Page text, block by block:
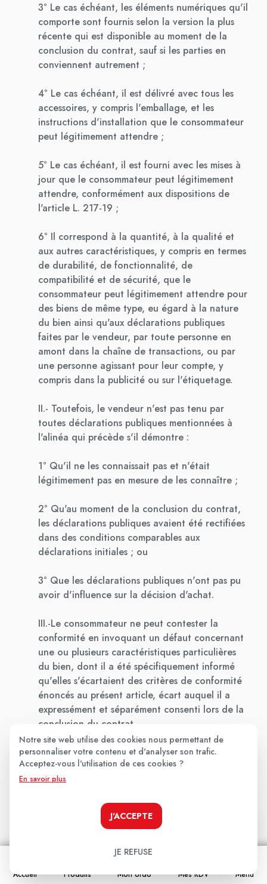
Accueil Produits Mon ordo Mes RDV Menu
3° Le cas échéant, les éléments numériques qu'il
comporte sont fournis selon la version la plus
récente qui est disponible au moment de la
conclusion du contrat, sauf si les parties en
conviennent autrement ;
4° Le cas échéant, il est délivré avec tous les
accessoires, y compris l'emballage, et les
instructions d'installation que le consommateur
peut légitimement attendre ;
5° Le cas échéant, il est fourni avec les mises à
jour que le consommateur peut légitimement
attendre, conformément aux dispositions de
l'article L. 217-19 ;
6° Il correspond à la quantité, à la qualité et
aux autres caractéristiques, y compris en termes
de durabilité, de fonctionnalité, de
compatibilité et de sécurité, que le
consommateur peut légitimement attendre pour
des biens de même type, eu égard à la nature
du bien ainsi qu'aux déclarations publiques
faites par le vendeur, par toute personne en
amont dans la chaîne de transactions, ou par
une personne agissant pour leur compte, y
compris dans la publicité ou sur l'étiquetage.
II.- Toutefois, le vendeur n'est pas tenu par
toutes déclarations publiques mentionnées à
l'alinéa qui précède s'il démontre :
1° Qu'il ne les connaissait pas et n'était
légitimement pas en mesure de les connaître ;
2° Qu'au moment de la conclusion du contrat,
les déclarations publiques avaient été rectifiées
dans des conditions comparables aux
déclarations initiales ; ou
3° Que les déclarations publiques n'ont pas pu
avoir d'influence sur la décision d'achat.
III.-Le consommateur ne peut contester la
conformité en invoquant un défaut concernant
une ou plusieurs caractéristiques particulières
du bien, dont il a été spécifiquement informé
qu'elles s'écartaient des critères de conformité
énoncés au présent article, écart auquel il a
expressément et séparément consenti lors de la
conclusion du contrat.
-Article 1641 du Code Civil: le vendeur est tenu
de la garantie à raison des défauts cachés de la
chose vendue qui la rendent impropre à l'usage
auquel on la destine, ou qui diminuent
pas acquise, ou n'en aurait donné qu'un
moindre prix, s'il les avait connus.
Notre site web utilise des cookies nous permettant de
personnaliser votre contenu et d'analyser son trafic.
Acceptez-vous l'utilisation de ces cookies ?
En savoir plus
J'ACCEPTE
JE REFUSE